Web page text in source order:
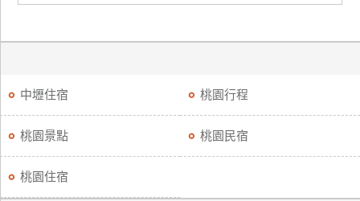
中壢住宿 桃園行程
桃園景點 桃園民宿
桃園住宿